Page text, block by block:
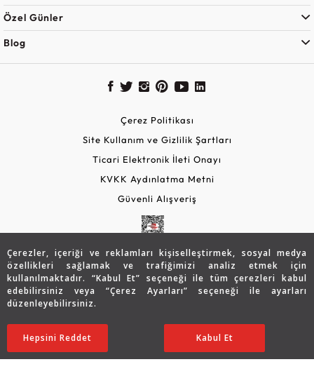
Çerezler, içeriği ve reklamları kişiselleştirmek, sosyal medya
özellikleri sağlamak ve trafiğimizi analiz etmek için
kullanılmaktadır. “Kabul Et” seçeneği ile tüm çerezleri kabul
edebilirsiniz veya “Çerez Ayarları” seçeneği ile ayarları
düzenleyebilirsiniz.
Ayarları Düzenle
Hepsini Reddet Kabul Et
19.209 TL
15.340TL
13.039 TL SATIN ALIN
Özel Günler
Blog
Çerez Politikası
Site Kullanım ve Gizlilik Şartları
Ticari Elektronik İleti Onayı
KVKK Aydınlatma Metni
Güvenli Alışveriş
Copyright © 2026 Assos Pırlanta - Bu sitenin tüm hakları